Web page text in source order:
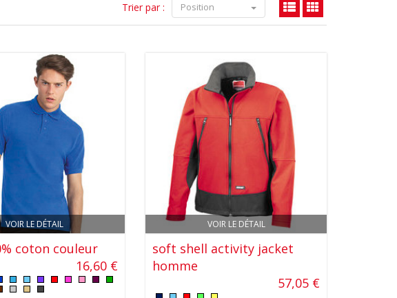
Trier par : Position
VOIR LE DÉTAIL
coton couleur
16,60 €
VOIR LE DÉTAIL
soft shell activity jacket
homme
57,05 €